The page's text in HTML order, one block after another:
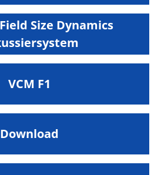
Size Dynamics
VCM F1
Download